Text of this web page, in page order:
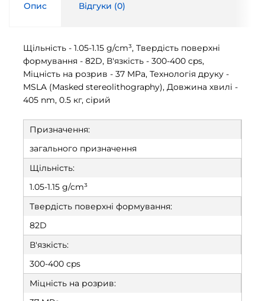
Опис Відгуки (0)
Щільність - 1.05-1.15 g/cm³, Твердість поверхні
формування - 82D, В'язкість - 300-400 cps,
Міцність на розрив - 37 MPa, Технологія друку -
MSLA (Masked stereolithography), Довжина хвилі -
405 nm, 0.5 кг, сірий
Призначення:
загального призначення
Щільність:
1.05-1.15 g/cm³
Твердість поверхні формування:
82D
В'язкість:
300-400 cps
Міцність на розрив: